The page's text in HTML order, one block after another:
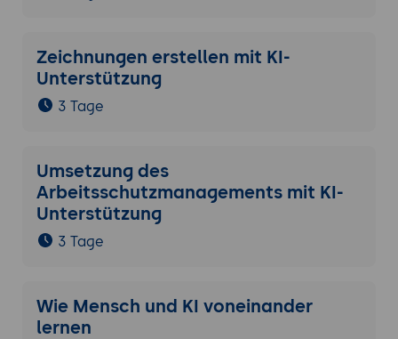
Zeichnungen erstellen mit KI-
Unterstützung
3 Tage
Umsetzung des
Arbeitsschutzmanagements mit KI-
Unterstützung
3 Tage
Wie Mensch und KI voneinander
lernen